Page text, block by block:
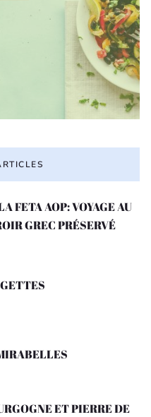
FETA AOP: VOYAGE AU
GREC PRÉSERVÉ
ET PIERRE DE